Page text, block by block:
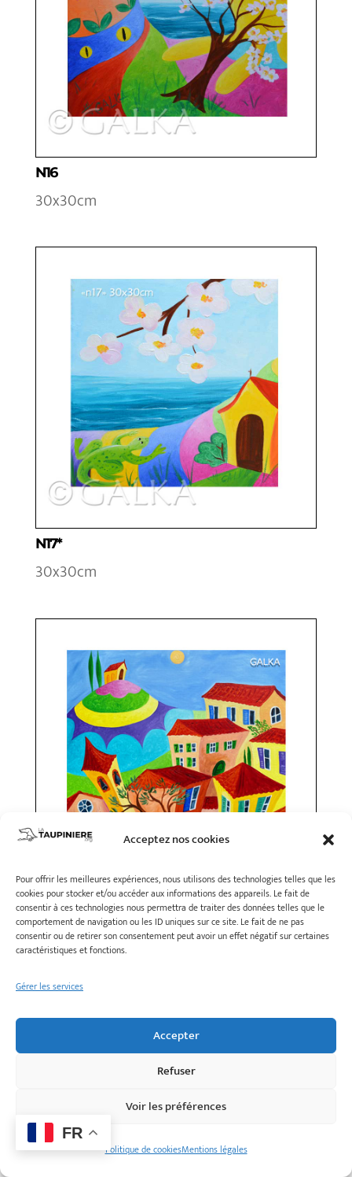
Acceptez nos cookies
Pour offrir les meilleures expériences, nous utilisons des technologies telles que les
cookies pour stocker et/ou accéder aux informations des appareils. Le fait de
consentir à ces technologies nous permettra de traiter des données telles que le
comportement de navigation ou les ID uniques sur ce site. Le fait de ne pas
consentir ou de retirer son consentement peut avoir un effet négatif sur certaines
caractéristiques et fonctions.
Gérer les services
Accepter
Refuser
Voir les préférences
Politique de cookiesMentions légales
N16
30x30cm
N17*
30x30cm
En-provence
FR